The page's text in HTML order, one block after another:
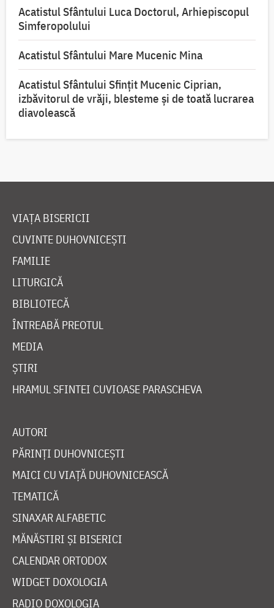
Acatistul Sfântului Luca Doctorul, Arhiepiscopul
Simferopolului
Acatistul Sfântului Mare Mucenic Mina
Acatistul Sfântului Sfințit Mucenic Ciprian,
izbăvitorul de vrăji, blesteme și de toată lucrarea
diavolească
VIAȚA BISERICII
CUVINTE DUHOVNICEȘTI
FAMILIE
LITURGICĂ
BIBLIOTECĂ
ÎNTREABĂ PREOTUL
MEDIA
ȘTIRI
HRAMUL SFINTEI CUVIOASE PARASCHEVA
AUTORI
PĂRINȚI DUHOVNICEȘTI
MAICI CU VIAȚĂ DUHOVNICEASCĂ
TEMATICĂ
SINAXAR ALFABETIC
MĂNĂSTIRI ȘI BISERICI
CALENDAR ORTODOX
WIDGET DOXOLOGIA
RADIO DOXOLOGIA